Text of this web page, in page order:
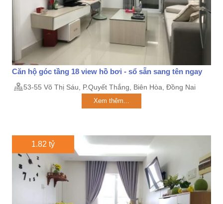
Căn hộ góc tầng 18 view hồ bơi - sổ sẵn sang tên ngay
53-55 Võ Thị Sáu, P.Quyết Thắng, Biên Hòa, Đồng Nai
Xem thêm...
1.82 tỷ